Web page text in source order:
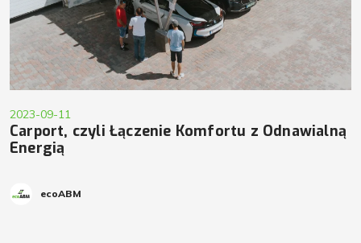
2023-09-11
Carport, czyli Łączenie Komfortu z Odnawialną
Energią
ecoABM